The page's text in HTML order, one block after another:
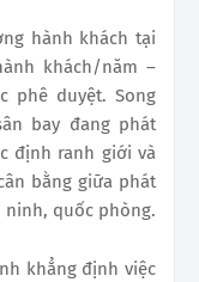
hành khách tại
khách/năm –
phê duyệt. Song
bay đang phát
định ranh giới và
bằng giữa phát
ninh, quốc phòng.
khẳng định việc